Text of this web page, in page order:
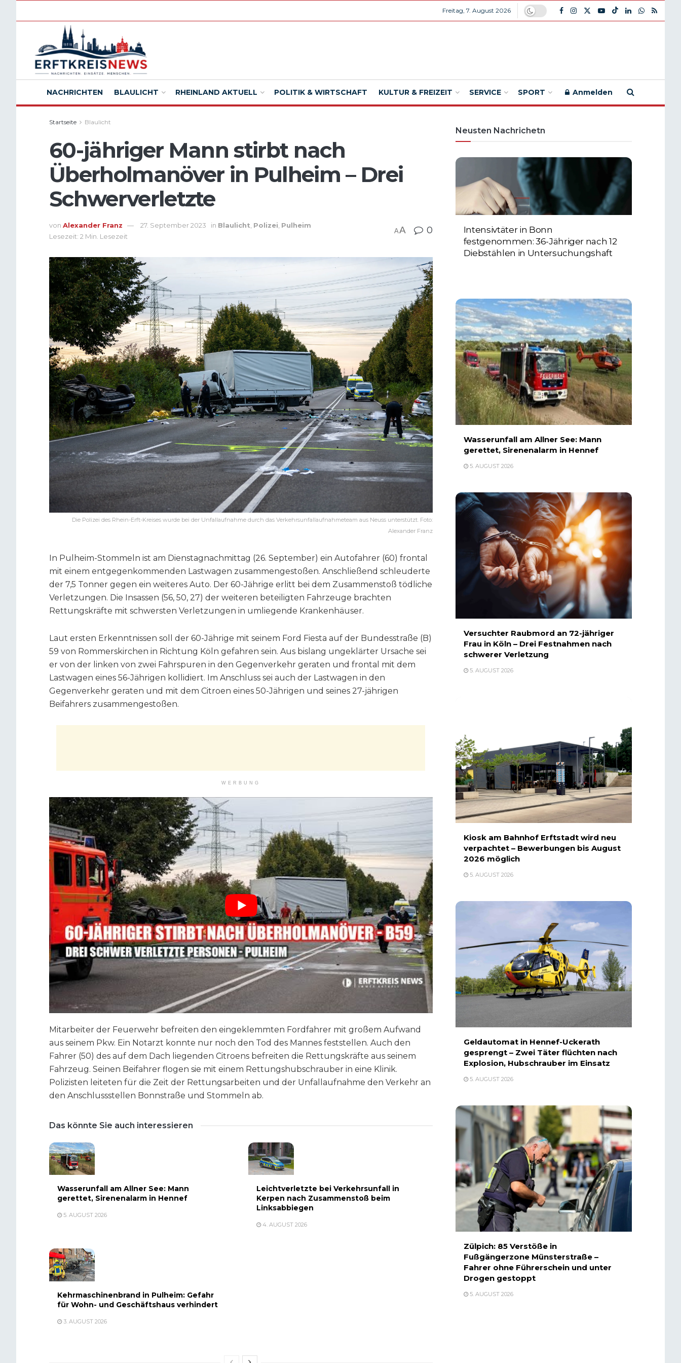
Freitag, 7. August 2026
NACHRICHTEN BLAULICHT RHEINLAND AKTUELL POLITIK & WIRTSCHAFT KULTUR & FREIZEIT SERVICE SPORT Anmelden
Startseite Blaulicht
60-jähriger Mann stirbt nach
Überholmanöver in Pulheim – Drei
Schwerverletzte
von Alexander Franz 27. September 2023 in Blaulicht Polizei Pulheim
Lesezeit: 2 Min. Lesezeit
AA 0
Die Polizei des Rhein-Erft-Kreises wurde bei der Unfallaufnahme durch das Verkehrsunfallaufnahmeteam aus Neuss unterstützt. Foto:
Alexander Franz
In Pulheim-Stommeln ist am Dienstagnachmittag (26. September) ein Autofahrer (60) frontal
mit einem entgegenkommenden Lastwagen zusammengestoßen. Anschließend schleuderte
der 7,5 Tonner gegen ein weiteres Auto. Der 60-Jährige erlitt bei dem Zusammenstoß tödliche
Verletzungen. Die Insassen (56, 50, 27) der weiteren beteiligten Fahrzeuge brachten
Rettungskräfte mit schwersten Verletzungen in umliegende Krankenhäuser.
Laut ersten Erkenntnissen soll der 60-Jährige mit seinem Ford Fiesta auf der Bundesstraße (B)
59 von Rommerskirchen in Richtung Köln gefahren sein. Aus bislang ungeklärter Ursache sei
er von der linken von zwei Fahrspuren in den Gegenverkehr geraten und frontal mit dem
Lastwagen eines 56-Jährigen kollidiert. Im Anschluss sei auch der Lastwagen in den
Gegenverkehr geraten und mit dem Citroen eines 50-Jährigen und seines 27-jährigen
Beifahrers zusammengestoßen.
WERBUNG
Mitarbeiter der Feuerwehr befreiten den eingeklemmten Fordfahrer mit großem Aufwand
aus seinem Pkw. Ein Notarzt konnte nur noch den Tod des Mannes feststellen. Auch den
Fahrer (50) des auf dem Dach liegenden Citroens befreiten die Rettungskräfte aus seinem
Fahrzeug. Seinen Beifahrer flogen sie mit einem Rettungshubschrauber in eine Klinik.
Polizisten leiteten für die Zeit der Rettungsarbeiten und der Unfallaufnahme den Verkehr an
den Anschlussstellen Bonnstraße und Stommeln ab.
Das könnte Sie auch interessieren
Wasserunfall am Allner See: Mann
gerettet, Sirenenalarm in Hennef
5. AUGUST 2026
Leichtverletzte bei Verkehrsunfall in
Kerpen nach Zusammenstoß beim
Linksabbiegen
4. AUGUST 2026
Kehrmaschinenbrand in Pulheim: Gefahr
für Wohn- und Geschäftshaus verhindert
3. AUGUST 2026
Neusten Nachrichetn
Intensivtäter in Bonn
festgenommen: 36-Jähriger nach 12
Diebstählen in Untersuchungshaft
Wasserunfall am Allner See: Mann
gerettet, Sirenenalarm in Hennef
5. AUGUST 2026
Versuchter Raubmord an 72-jähriger
Frau in Köln – Drei Festnahmen nach
schwerer Verletzung
5. AUGUST 2026
Kiosk am Bahnhof Erftstadt wird neu
verpachtet – Bewerbungen bis August
2026 möglich
5. AUGUST 2026
Geldautomat in Hennef-Uckerath
gesprengt – Zwei Täter flüchten nach
Explosion, Hubschrauber im Einsatz
5. AUGUST 2026
Zülpich: 85 Verstöße in
Fußgängerzone Münsterstraße –
Fahrer ohne Führerschein und unter
Drogen gestoppt
5. AUGUST 2026